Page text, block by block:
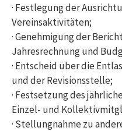
· Festlegung der
Vereinsaktivitäten;
· Genehmigung der
Jahresrechnung und
· Entscheid über die
und der Revisionsstelle;
· Festsetzung des
Einzel- und
· Stellungnahme zu